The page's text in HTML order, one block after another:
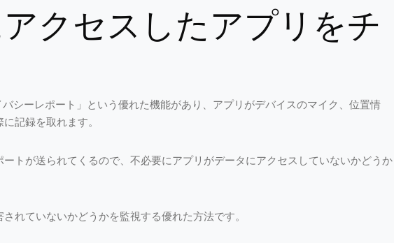
クセスしたアプリをチ
シーレポート」という優れた機能があり、アプリがデバイスのマイク、位置情
記録を取れます。
トが送られてくるので、不必要にアプリがデータにアクセスしていないかどうか
れていないかどうかを監視する優れた方法です。